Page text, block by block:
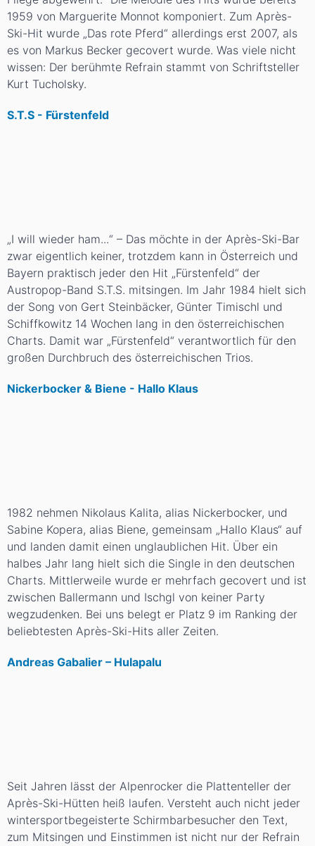
1959 von Marguerite Monnot komponiert. Zum Après-
Ski-Hit wurde „Das rote Pferd“ allerdings erst 2007, als
es von Markus Becker gecovert wurde. Was viele nicht
wissen: Der berühmte Refrain stammt von Schriftsteller
Kurt Tucholsky.
S.T.S - Fürstenfeld
„I will wieder ham...“ – Das möchte in der Après-Ski-Bar
zwar eigentlich keiner, trotzdem kann in Österreich und
Bayern praktisch jeder den Hit „Fürstenfeld“ der
Austropop-Band S.T.S. mitsingen. Im Jahr 1984 hielt sich
der Song von Gert Steinbäcker, Günter Timischl und
Schiffkowitz 14 Wochen lang in den österreichischen
Charts. Damit war „Fürstenfeld“ verantwortlich für den
großen Durchbruch des österreichischen Trios.
Nickerbocker & Biene - Hallo Klaus
1982 nehmen Nikolaus Kalita, alias Nickerbocker, und
Sabine Kopera, alias Biene, gemeinsam „Hallo Klaus“ auf
und landen damit einen unglaublichen Hit. Über ein
halbes Jahr lang hielt sich die Single in den deutschen
Charts. Mittlerweile wurde er mehrfach gecovert und ist
zwischen Ballermann und Ischgl von keiner Party
wegzudenken. Bei uns belegt er Platz 9 im Ranking der
beliebtesten Après-Ski-Hits aller Zeiten.
Andreas Gabalier – Hulapalu
Seit Jahren lässt der Alpenrocker die Plattenteller der
Après-Ski-Hütten heiß laufen. Versteht auch nicht jeder
wintersportbegeisterte Schirmbarbesucher den Text,
zum Mitsingen und Einstimmen ist nicht nur der Refrain